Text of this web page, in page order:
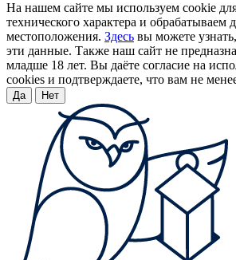
На нашем сайте мы используем cookie
технического характера и обрабатываем
местоположения. Здесь вы можете
эти данные. Также наш сайт не
младше 18 лет. Вы даёте согласие на
cookies и подтверждаете, что вам не
Да Нет